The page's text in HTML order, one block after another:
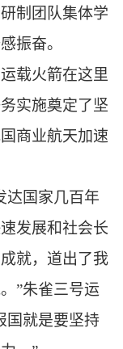
制团队集体学
振奋。
载火箭在这里
实施奠定了坚
商业航天加速
国家几百年
发展和社会长
就，道出了我
”朱雀三号运
国就是要坚持